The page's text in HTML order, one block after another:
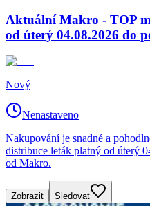
Aktuální Makro - TOP
od úterý 04.08.2026 do
Nový
Nenastaveno
Nakupování je snadné a
distribuce leták platný od úterý
od Makro.
Zobrazit Sledovat